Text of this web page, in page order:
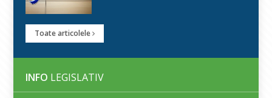
Toate articolele
INFO LEGISLATIV